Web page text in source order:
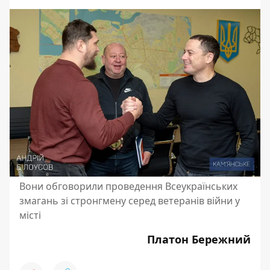
Вони обговорили проведення Всеукраїнських
змагань зі стронгмену серед ветеранів війни у
місті
Платон Бережний